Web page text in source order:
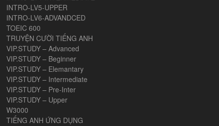
INTRO-LV5-UPPER
INTRO-LV6-ADVANDCED
TOEIC 600
TRUYỆN CƯỜI TIẾNG ANH
VIP.STUDY – Advanced
VIP.STUDY – Beginner
VIP.STUDY – Elemantary
VIP.STUDY – Intermediate
VIP.STUDY – Pre-Inter
VIP.STUDY – Upper
W3000
TIẾNG ANH ỨNG DỤNG